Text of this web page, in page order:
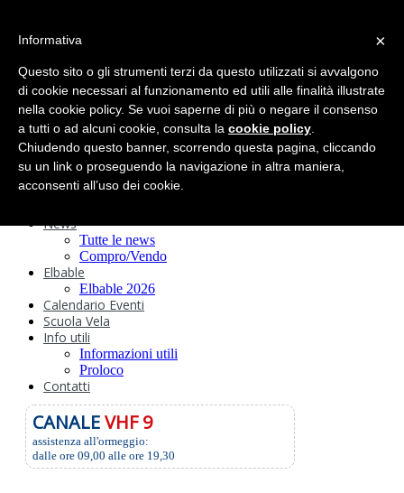
Circolo
Statuto e
Regolamenti
Storia
Ormeggi
Sede e Servizi
Attività
Safeguarding
News
Tutte le news
Compro/Vendo
Elbable
Elbable 2026
Calendario Eventi
Scuola Vela
Info utili
Informazioni utili
Proloco
Contatti
CANALEVHF 9
assistenza all'ormeggio:
dalle ore 09,00 alle ore 19,30
×
Informativa
Questo sito o gli strumenti terzi da questo utilizzati si avvalgono
di cookie necessari al funzionamento ed utili alle finalità illustrate
nella cookie policy. Se vuoi saperne di più o negare il consenso
a tutti o ad alcuni cookie, consulta la cookie policy
Chiudendo questo banner, scorrendo questa pagina, cliccando
su un link o proseguendo la navigazione in altra maniera,
acconsenti all’uso dei cookie.